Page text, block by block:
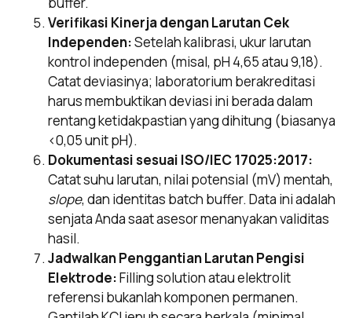
Verifikasi Kinerja dengan Larutan Cek
Independen:Setelah kalibrasi, ukur larutan
kontrol independen (misal, pH 4,65 atau 9,18).
Catat deviasinya; laboratorium berakreditasi
harus membuktikan deviasi ini berada dalam
rentang ketidakpastian yang dihitung (biasanya
<0,05 unit pH).
Dokumentasi sesuai ISO/IEC 17025:2017:
Catat suhu larutan, nilai potensial (mV) mentah,
slope, dan identitas batch buffer. Data ini adalah
senjata Anda saat asesor menanyakan validitas
hasil.
Jadwalkan Penggantian Larutan Pengisi
Elektrode:Filling solution atau elektrolit
referensi bukanlah komponen permanen.